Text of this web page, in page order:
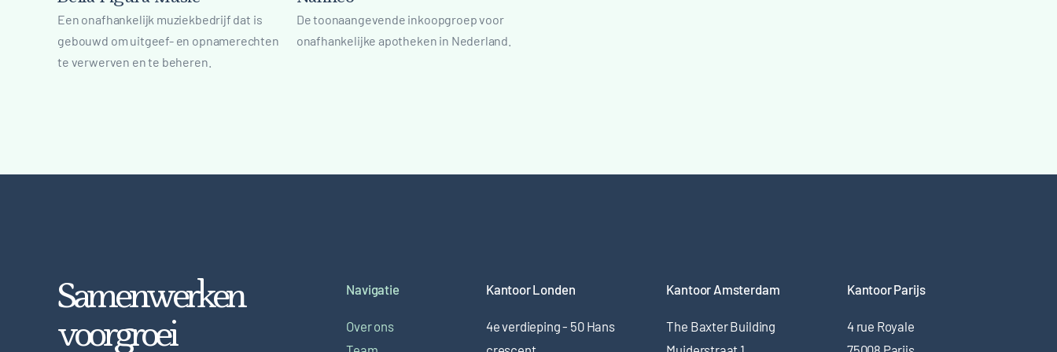
Een onafhankelijk muziekbedrijf dat is
gebouwd om uitgeef- en opnamerechten
te verwerven en te beheren.
De toonaangevende inkoopgroep voor
onafhankelijke apotheken in Nederland.
Samenwerken
voorgroei
Navigatie
Over ons
Kantoor Londen
4e verdieping - 50 Hans
Kantoor Amsterdam
The Baxter Building
Kantoor Parijs
4 rue Royale